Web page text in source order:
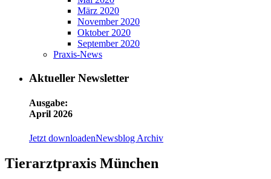
März 2020
November 2020
Oktober 2020
September 2020
Praxis-News
Aktueller Newsletter
Ausgabe:
April 2026
Jetzt downloadenNewsblog Archiv
Tierarztpraxis München